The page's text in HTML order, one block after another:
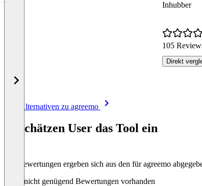
Inhubber
105
Direkt
Alle Alternativen zu agreemo
So schätzen User das Tool ein
Die Bewertungen ergeben sich aus den für agreemo
Noch nicht genügend Bewertungen vorhanden